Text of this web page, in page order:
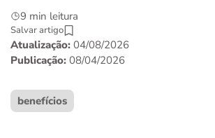
benefícios
crédito fácil
últimas notícias
9 min leitura
Salvar artigo
Atualização: 04/08/2026
Publicação: 08/04/2026
benefícios